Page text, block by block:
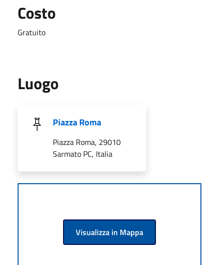
Costo
Gratuito
Luogo
Piazza Roma
Piazza Roma, 29010
Sarmato PC, Italia
Visualizza in Mappa